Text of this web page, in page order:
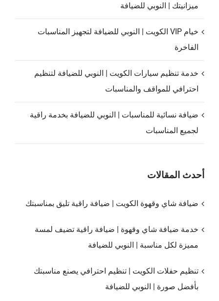
ميزانيتك | النوبي للضيافة
خيام VIP الكويت | النوبي للضيافة لتجهيز المناسبات
الفاخرة
خدمة تنظيم سيارات الكويت | النوبي للضيافة لتنظيم
احترافي للمواقف والمناسبات
ضيافة نسائية للمناسبات | النوبي للضيافة بخدمة راقية
لجميع المناسبات
أحدث المقالات
ضيافة شاي وقهوة الكويت | ضيافة راقية تليق بمناسبتك
خدمة ضيافة شاي وقهوة | ضيافة راقية تضيف لمسة
مميزة لكل مناسبة | النوبي للضيافة
تنظيم حفلات الكويت | تنظيم احترافي يصنع مناسبتك
بأفضل صورة | النوبي للضيافة